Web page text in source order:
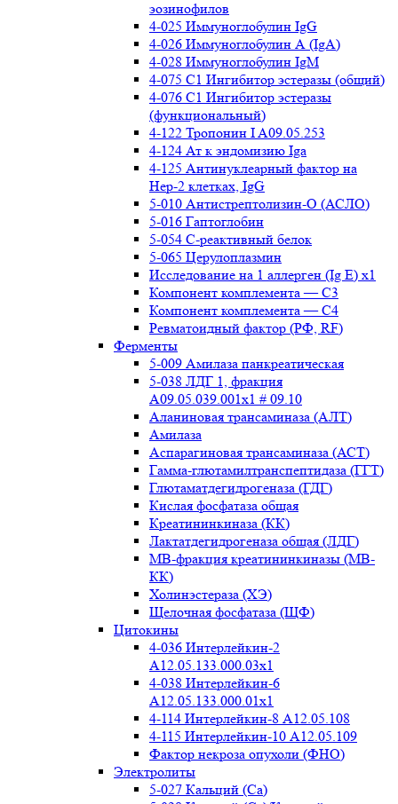
эозинофилов
4-025 Иммуноглобулин IgG
4-026 Иммуноглобулин А (IgA)
4-028 Иммуноглобулин IgM
4-075 С1 Ингибитор эстеразы (общий)
4-076 С1 Ингибитор эстеразы
(функциональный)
4-122 Тропонин I A09.05.253
4-124 Ат к эндомизию Iga
4-125 Антинуклеарный фактор на
Нер-2 клетках, IgG
5-010 Антистрептолизин-О (АСЛО)
5-016 Гаптоглобин
5-054 С-реактивный белок
5-065 Церулоплазмин
Исследование на 1 аллерген (Ig E) x1
Компонент комплемента — С3
Компонент комплемента — С4
Ревматоидный фактор (РФ, RF)
Ферменты
5-009 Амилаза панкреатическая
5-038 ЛДГ 1, фракция
A09.05.039.001x1 # 09.10
Аланиновая трансаминаза (АЛТ)
Амилаза
Аспарагиновая трансаминаза (АСТ)
Гамма-глютамилтранспептидаза (ГГТ)
Глютаматдегидрогеназа (ГДГ)
Кислая фосфатаза общая
Креатининкиназа (КК)
Лактатдегидрогеназа общая (ЛДГ)
МВ-фракция креатининкиназы (МВ-
КК)
Холинэстераза (ХЭ)
Щелочная фосфатаза (ЩФ)
Цитокины
4-036 Интерлейкин-2
A12.05.133.000.03x1
4-038 Интерлейкин-6
A12.05.133.000.01x1
4-114 Интерлейкин-8 A12.05.108
4-115 Интерлейкин-10 A12.05.109
Фактор некроза опухоли (ФНО)
Электролиты
5-027 Кальций (Ca)